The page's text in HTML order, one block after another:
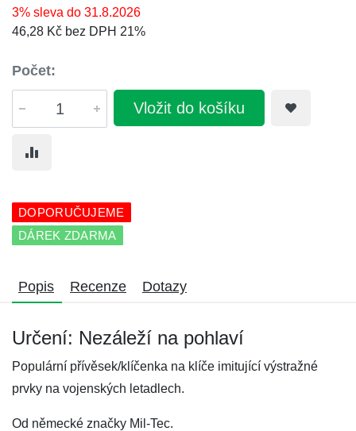
3% sleva do 31.8.2026
46,28 Kč bez DPH 21%
Počet:
Vložit do košíku
DOPORUČUJEME
DÁREK ZDARMA
Popis Recenze Dotazy
Určení: Nezáleží na pohlaví
Populární přívěsek/klíčenka na klíče imitující výstražné
prvky na vojenských letadlech.
Od německé značky Mil-Tec.